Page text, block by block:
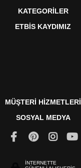
KATEGORİLER
ETBİS KAYDIMIZ
MÜŞTERİ HİZMETLERİ
SOSYAL MEDYA
İNTERNETTE